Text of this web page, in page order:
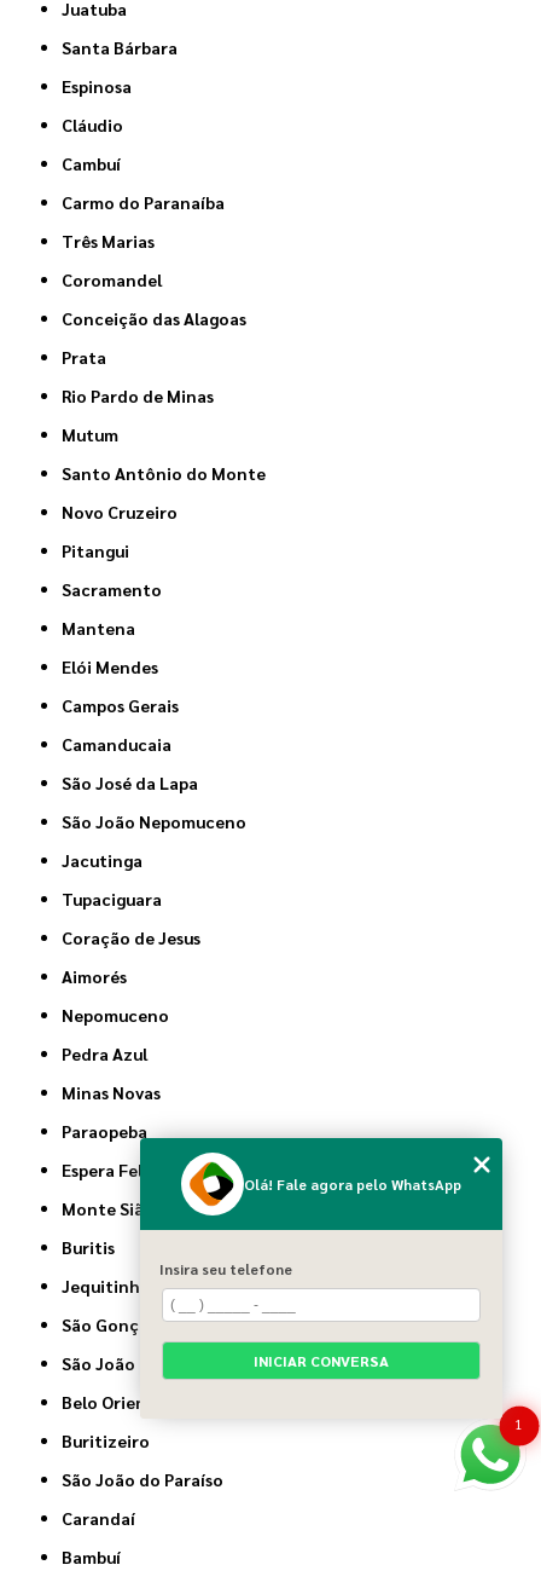
Juatuba
Santa Bárbara
Espinosa
Cláudio
Cambuí
Carmo do Paranaíba
Três Marias
Coromandel
Conceição das Alagoas
Prata
Rio Pardo de Minas
Mutum
Santo Antônio do Monte
Novo Cruzeiro
Pitangui
Sacramento
Mantena
Elói Mendes
Campos Gerais
Camanducaia
São José da Lapa
São João Nepomuceno
Jacutinga
Tupaciguara
Coração de Jesus
Aimorés
Nepomuceno
Pedra Azul
Minas Novas
Paraopeba
Espera Feliz
Monte Sião
Buritis
Jequitinhonha
São Gonçalo do Sapucaí
São João da Ponte
Belo Oriente
Buritizeiro
São João do Paraíso
Carandaí
Bambuí
1
Olá! Fale agora pelo WhatsApp
Insira seu telefone
INICIAR CONVERSA